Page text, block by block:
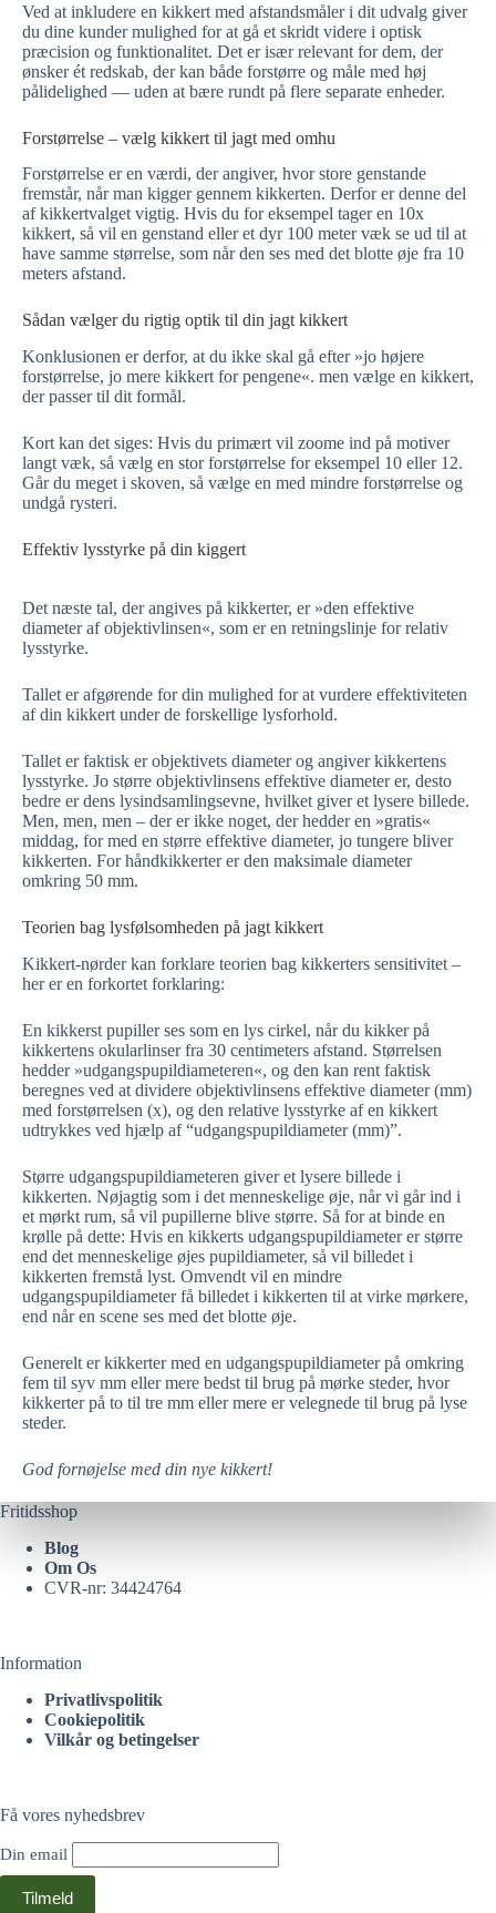
Ved at inkludere en kikkert med afstandsmåler i dit udvalg giver
du dine kunder mulighed for at gå et skridt videre i optisk
præcision og funktionalitet. Det er især relevant for dem, der
ønsker ét redskab, der kan både forstørre og måle med høj
pålidelighed — uden at bære rundt på flere separate enheder.
Forstørrelse – vælg kikkert til jagt med omhu
Forstørrelse er en værdi, der angiver, hvor store genstande
fremstår, når man kigger gennem kikkerten. Derfor er denne del
af kikkertvalget vigtig. Hvis du for eksempel tager en 10x
kikkert, så vil en genstand eller et dyr 100 meter væk se ud til at
have samme størrelse, som når den ses med det blotte øje fra 10
meters afstand.
Sådan vælger du rigtig optik til din jagt kikkert
Konklusionen er derfor, at du ikke skal gå efter »jo højere
forstørrelse, jo mere kikkert for pengene«. men vælge en kikkert,
der passer til dit formål.
Kort kan det siges: Hvis du primært vil zoome ind på motiver
langt væk, så vælg en stor forstørrelse for eksempel 10 eller 12.
Går du meget i skoven, så vælge en med mindre forstørrelse og
undgå rysteri.
Effektiv lysstyrke på din kiggert
Det næste tal, der angives på kikkerter, er »den effektive
diameter af objektivlinsen«, som er en retningslinje for relativ
lysstyrke.
Tallet er afgørende for din mulighed for at vurdere effektiviteten
af din kikkert under de forskellige lysforhold.
Tallet er faktisk er objektivets diameter og angiver kikkertens
lysstyrke. Jo større objektivlinsens effektive diameter er, desto
bedre er dens lysindsamlingsevne, hvilket giver et lysere billede.
Men, men, men – der er ikke noget, der hedder en »gratis«
middag, for med en større effektive diameter, jo tungere bliver
kikkerten. For håndkikkerter er den maksimale diameter
omkring 50 mm.
Teorien bag lysfølsomheden på jagt kikkert
Kikkert-nørder kan forklare teorien bag kikkerters sensitivitet –
her er en forkortet forklaring:
En kikkerst pupiller ses som en lys cirkel, når du kikker på
kikkertens okularlinser fra 30 centimeters afstand. Størrelsen
hedder »udgangspupildiameteren«, og den kan rent faktisk
beregnes ved at dividere objektivlinsens effektive diameter (mm)
med forstørrelsen (x), og den relative lysstyrke af en kikkert
udtrykkes ved hjælp af “udgangspupildiameter (mm)”.
Større udgangspupildiameteren giver et lysere billede i
kikkerten. Nøjagtig som i det menneskelige øje, når vi går ind i
et mørkt rum, så vil pupillerne blive større. Så for at binde en
krølle på dette: Hvis en kikkerts udgangspupildiameter er større
end det menneskelige øjes pupildiameter, så vil billedet i
kikkerten fremstå lyst. Omvendt vil en mindre
udgangspupildiameter få billedet i kikkerten til at virke mørkere,
end når en scene ses med det blotte øje.
Generelt er kikkerter med en udgangspupildiameter på omkring
fem til syv mm eller mere bedst til brug på mørke steder, hvor
kikkerter på to til tre mm eller mere er velegnede til brug på lyse
steder.
God fornøjelse med din nye kikkert!
Fritidsshop
Blog
Om Os
CVR-nr: 34424764
Information
Privatlivspolitik
Cookiepolitik
Vilkår og betingelser
Få vores nyhedsbrev
Din email
Tilmeld